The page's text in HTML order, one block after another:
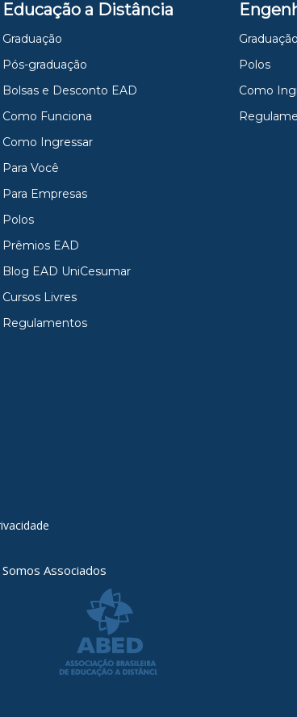
Educação a Distância
Graduação
Pós-graduação
Bolsas e Desconto EAD
Como Funciona
Como Ingressar
Para Você
Para Empresas
Polos
Prêmios EAD
Blog EAD UniCesumar
Cursos Livres
Regulamentos
Graduação
Polos
Como
Somos Associados